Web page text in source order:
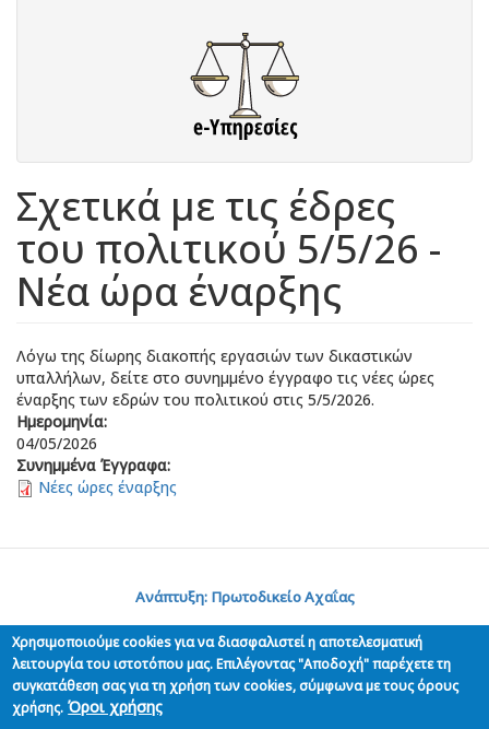
Σχετικά με τις έδρες
του πολιτικού 5/5/26 -
Νέα ώρα έναρξης
Λόγω της δίωρης διακοπής εργασιών των δικαστικών
υπαλλήλων, δείτε στο συνημμένο έγγραφο τις νέες ώρες
έναρξης των εδρών του πολιτικού στις 5/5/2026.
Ημερομηνία:
04/05/2026
Συνημμένα Έγγραφα:
Νέες ώρες έναρξης
Ανάπτυξη: Πρωτοδικείο Αχαΐας
Χρησιμοποιούμε cookies για να διασφαλιστεί η αποτελεσματική
λειτουργία του ιστοτόπου μας. Επιλέγοντας "Αποδοχή" παρέχετε τη
συγκατάθεση σας για τη χρήση των cookies, σύμφωνα με τους όρους
χρήσης. Όροι χρήσης